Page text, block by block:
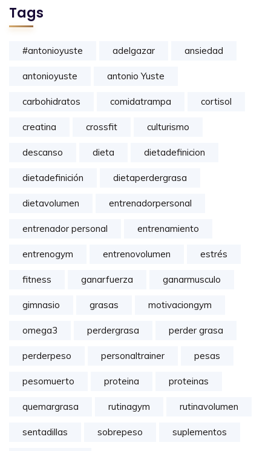
Tags
#antonioyuste adelgazar ansiedad
antonioyuste antonio Yuste
carbohidratos comidatrampa cortisol
creatina crossfit culturismo
descanso dieta dietadefinicion
dietadefinición dietaperdergrasa
dietavolumen entrenadorpersonal
entrenador personal entrenamiento
entrenogym entrenovolumen estrés
fitness ganarfuerza ganarmusculo
gimnasio grasas motivaciongym
omega3 perdergrasa perder grasa
perderpeso personaltrainer pesas
pesomuerto proteina proteinas
quemargrasa rutinagym rutinavolumen
sentadillas sobrepeso suplementos